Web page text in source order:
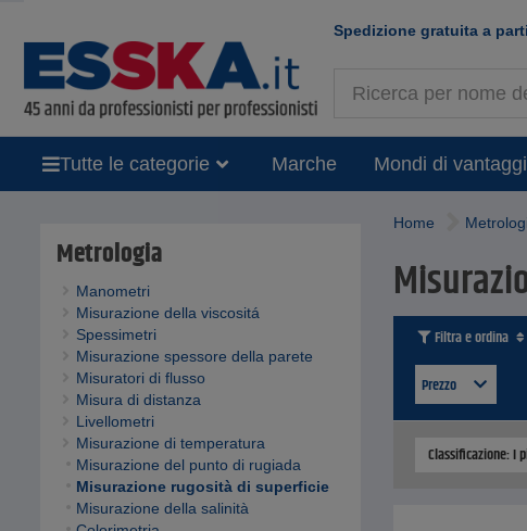
Spedizione gratuita a
Tutte le categorie Marche Mondi di vantaggi
Metrologia
Manometri
Misurazione della viscositá
Spessimetri
Misurazione spessore della parete
Misuratori di flusso
Misura di distanza
Livellometri
Misurazione di temperatura
Misurazione del punto di rugiada
Misurazione rugosità di superficie
Misurazione della salinità
Home
Filtra e ordina
Prezzo
Classificazione: I